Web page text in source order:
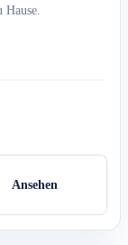
Hause.
Ansehen